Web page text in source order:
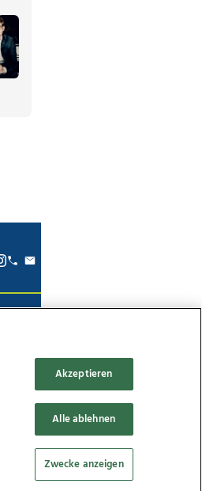
Akzeptieren
Alle ablehnen
Zwecke anzeigen